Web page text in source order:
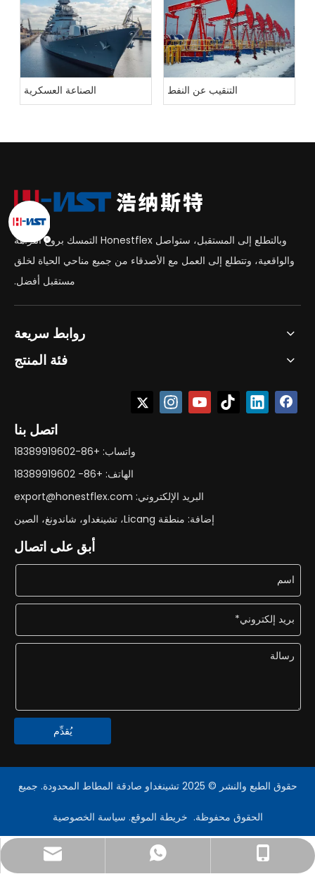
التنقيب عن النفط الصناعة العسكرية
وبالتطلع إلى المستقبل، ستواصل Honestflex التمسك بروح النزاهة
والواقعية، وتتطلع إلى العمل مع الأصدقاء من جميع مناحي الحياة لخلق
مستقبل أفضل.
روابط سريعة
فئة المنتج
اتصل بنا
واتساب: +86-18389919602
الهاتف: +86- 18389919602
البريد الإلكتروني: export@honestflex.com
إضافة: منطقة Licang، تشينغداو، شاندونغ، الصين
أبق على اتصال
يُقدِّم
+86- 18330822187
+86 18389919602
export@honestflex.com
حقوق الطبع والنشر © 2025 تشينغداو صادقة المطاط المحدودة. جميع
الحقوق محفوظة. خريطة الموقع. سياسة الخصوصية